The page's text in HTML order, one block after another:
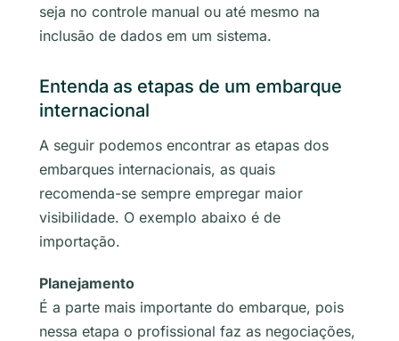
seja no controle manual ou até mesmo na
inclusão de dados em um sistema.
Entenda as etapas de um embarque
internacional
A seguir podemos encontrar as etapas dos
embarques internacionais, as quais
recomenda-se sempre empregar maior
visibilidade. O exemplo abaixo é de
importação.
Planejamento
É a parte mais importante do embarque, pois
nessa etapa o profissional faz as negociações,